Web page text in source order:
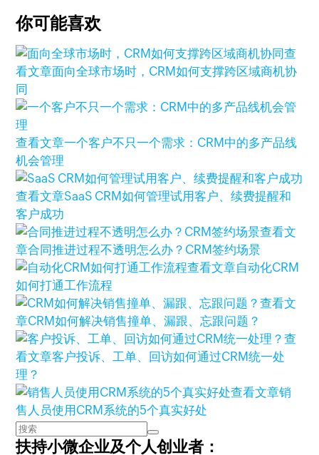
你可能喜欢
查
看文章面向全球市场时，CRM如何支撑跨区域商机协
同
查看文章一个客户不只一个需求：CRM中的多产品线
机会管理
查看文章SaaS CRM如何管理试用客户、续费提醒和
客户成功
查看文
章合同推进过程不透明怎么办？CRM签约场景
查看文章自动化CRM
如何打通工作流程
查看文
章CRM如何解决销售撞单、漏跟、忘跟问题？
查
看文章客户投诉、工单、回访如何通过CRM统一处
理？
查看文章销
售人员使用CRM系统的5个真实好处
扶持小微企业及个人创业者：